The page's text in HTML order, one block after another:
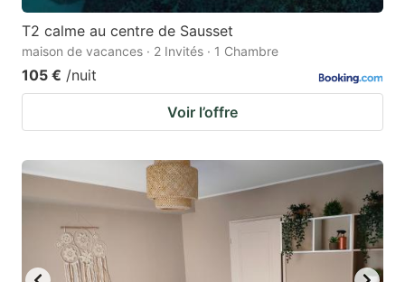
T2 calme au centre de Sausset
maison de vacances · 2 Invités · 1 Chambre
105 € /nuit
Voir l’offre